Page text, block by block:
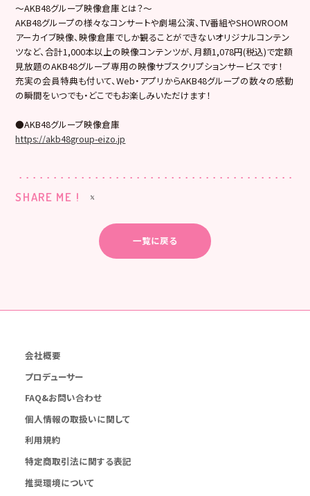
～AKB48グループ映像倉庫とは？～
AKB48グループの様々なコンサートや劇場公演、TV番組やSHOWROOM
アーカイブ映像、映像倉庫でしか観ることができないオリジナルコンテン
ツなど、合計1,000本以上の映像コンテンツが、月額1,078円(税込)で定額
見放題のAKB48グループ専用の映像サブスクリプションサービスです！
充実の会員特典も付いて、Web・アプリからAKB48グループの数々の感動
の瞬間をいつでも・どこでもお楽しみいただけます！
●AKB48グループ映像倉庫
https://akb48group-eizo.jp
SHARE ME !
一覧に戻る
会社概要
プロデューサー
FAQ&お問い合わせ
個人情報の取扱いに関して
利用規約
特定商取引法に関する表記
推奨環境について